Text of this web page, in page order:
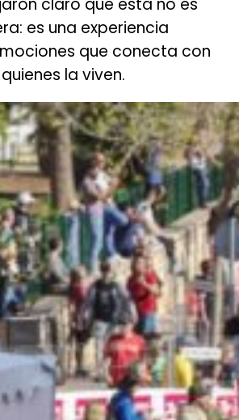
es una experiencia
que conecta con
la viven.